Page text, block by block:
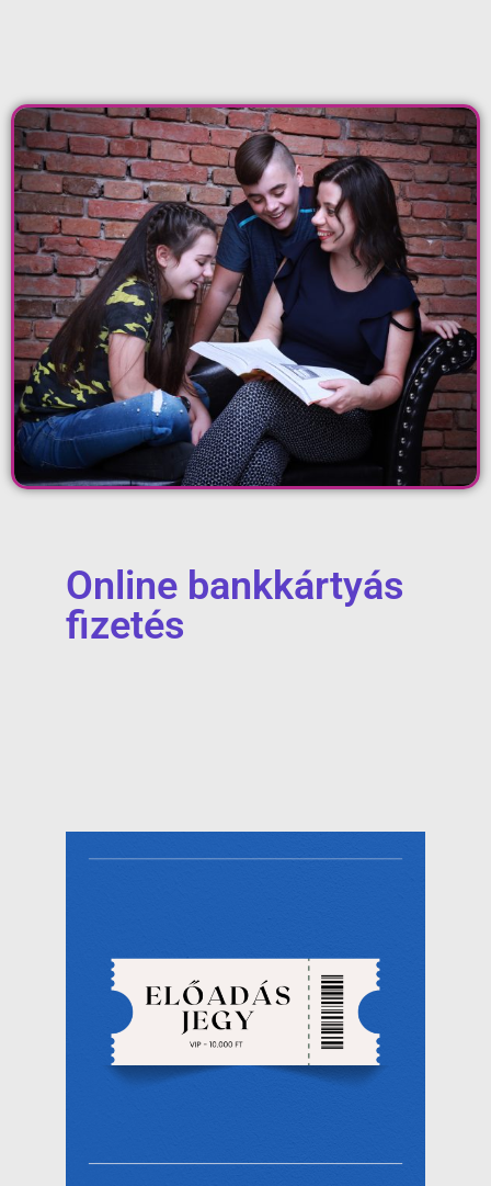
Online bankkártyás
fizetés